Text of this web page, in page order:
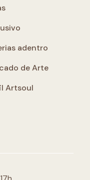
adentro
de Arte
Artsoul